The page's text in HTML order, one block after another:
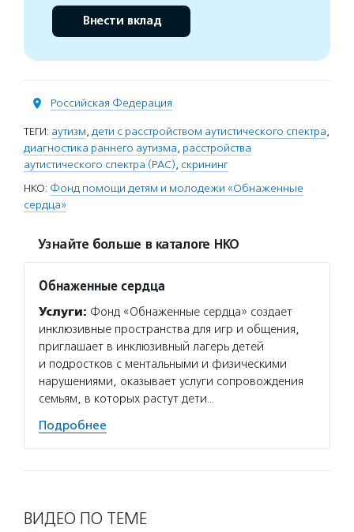
Внести вклад
Российская Федерация
ТЕГИ: аутизм, дети с расстройством аутистического спектра,
диагностика раннего аутизма, расстройства
аутистического спектра (РАС), скрининг
НКО: Фонд помощи детям и молодежи «Обнаженные
сердца»
Узнайте больше в каталоге НКО
Обнаженные сердца
Услуги: Фонд «Обнаженные сердца» создает
инклюзивные пространства для игр и общения,
приглашает в инклюзивный лагерь детей
и подростков с ментальными и физическими
нарушениями, оказывает услуги сопровождения
семьям, в которых растут дети…
Подробнее
ВИДЕО ПО ТЕМЕ